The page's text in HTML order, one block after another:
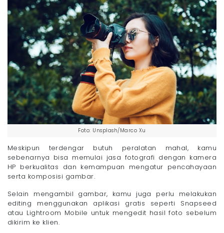
Foto: Unsplash/Marco Xu
Meskipun terdengar butuh peralatan mahal, kamu
sebenarnya bisa memulai jasa fotografi dengan kamera
HP berkualitas dan kemampuan mengatur pencahayaan
serta komposisi gambar.
Selain mengambil gambar, kamu juga perlu melakukan
editing menggunakan aplikasi gratis seperti Snapseed
atau Lightroom Mobile untuk mengedit hasil foto sebelum
dikirim ke klien.